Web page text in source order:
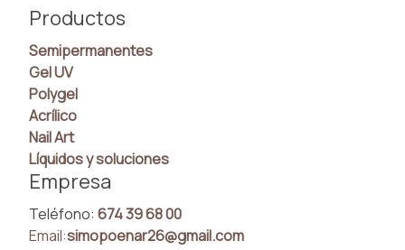
Productos
Semipermanentes
Gel UV
Polygel
Acrílico
Nail Art
Líquidos y soluciones
Empresa
Teléfono: 674 39 68 00
Email:simopoenar26@gmail.com